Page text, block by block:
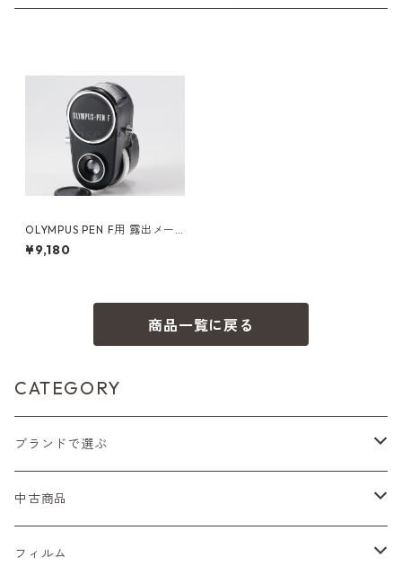
OLYMPUS PEN F用 露出メー
¥9,180
商品一覧に戻る
CATEGORY
ブランドで選ぶ
Nikon（ニコン）
Sシリーズ
Canon（キヤノン）
中古商品
フィルムカメラ
フィルム